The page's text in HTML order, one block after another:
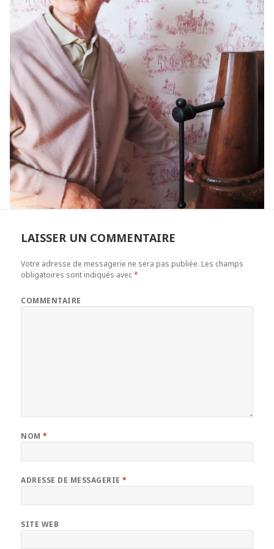
LAISSER UN COMMENTAIRE
Votre adresse de messagerie ne sera pas publiée. Les champs
obligatoires sont indiqués avec*
COMMENTAIRE
NOM*
ADRESSE DE MESSAGERIE*
SITE WEB